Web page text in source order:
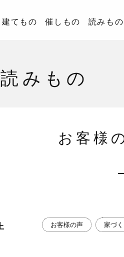
建てもの 催しもの 読みもの
読みもの
お客様
お客様の声 家づ